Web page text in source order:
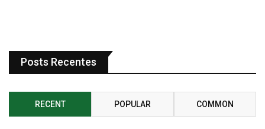
Posts Recentes
RECENT POPULAR COMMON